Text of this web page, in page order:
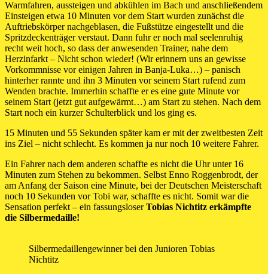
Warmfahren, aussteigen und abkühlen im Bach und anschließendem
Einsteigen etwa 10 Minuten vor dem Start wurden zunächst die
Auftriebskörper nachgeblasen, die Fußstütze eingestellt und die
Spritzdeckenträger verstaut. Dann fuhr er noch mal seelenruhig
recht weit hoch, so dass der anwesenden Trainer, nahe dem
Herzinfarkt – Nicht schon wieder! (Wir erinnern uns an gewisse
Vorkommnisse vor einigen Jahren in Banja-Luka…) – panisch
hinterher rannte und ihn 3 Minuten vor seinem Start rufend zum
Wenden brachte. Immerhin schaffte er es eine gute Minute vor
seinem Start (jetzt gut aufgewärmt…) am Start zu stehen. Nach dem
Start noch ein kurzer Schulterblick und los ging es.
15 Minuten und 55 Sekunden später kam er mit der zweitbesten Zeit
ins Ziel – nicht schlecht. Es kommen ja nur noch 10 weitere Fahrer.
Ein Fahrer nach dem anderen schaffte es nicht die Uhr unter 16
Minuten zum Stehen zu bekommen. Selbst Enno Roggenbrodt, der
am Anfang der Saison eine Minute, bei der Deutschen Meisterschaft
noch 10 Sekunden vor Tobi war, schaffte es nicht. Somit war die
Sensation perfekt – ein fassungsloserTobias Nichtitz erkämpfte
die Silbermedaille!
Silbermedaillengewinner bei den Junioren Tobias
Nichtitz